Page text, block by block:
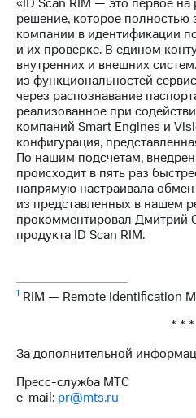
облигаций
Описание
Еврооблигации-2023
Уведомление
о
погашении
именных
облигаций
Другое
Регистратор
Реквизиты
Контакты
развитие
деловая этика
решение, которое полностью
компании в идентификации
и их проверке. В едином
внутренних и внешних
из функциональностей
через распознавание
реализованное при
компаний Smart Engines и
конфигурация,
По нашим подсчетам,
происходит в пять раз
напрямую настраивала
из представленных в нашем
прокомментировал Дмитрий
продукта ID Scan RIM.
1 RIM — Remote Identification
* * *
За дополнительной
Пресс-служба МТС
e-mail: pr@mts.ru